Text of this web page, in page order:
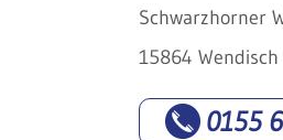
Schwarzhorner
15864 Wendisch
0155